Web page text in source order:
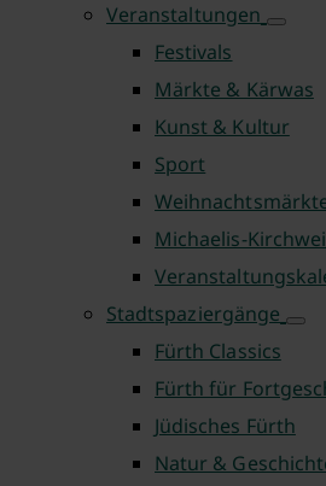
Veranstaltungen
Festivals
Märkte & Kärwas
Kunst & Kultur
Sport
Michaelis-
Stadtspaziergänge
Fürth Classics
Fürth für
Jüdisches Fürth
Natur &